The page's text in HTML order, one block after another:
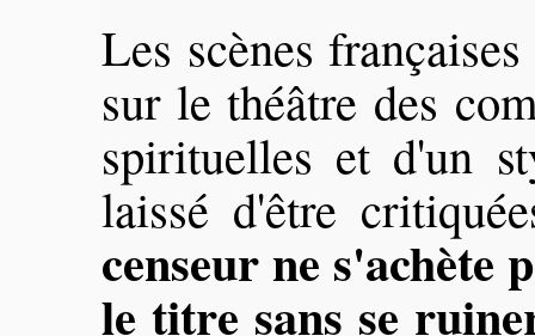
Les scènes
sur le théâtre des
spirituelles et d'un
laissé d'être
censeur ne s'achète
le titre sans se